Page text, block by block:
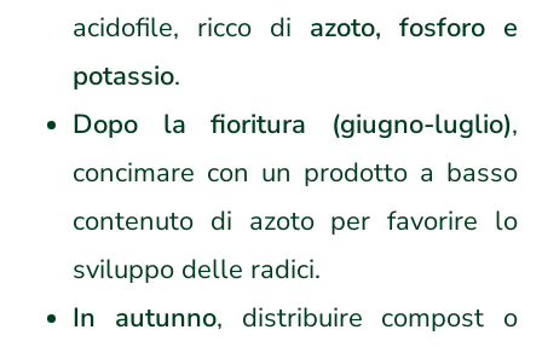
acidofile, ricco di azoto, fosforo e
potassio.
Dopo la fioritura (giugno-luglio),
concimare con un prodotto a basso
contenuto di azoto per favorire lo
sviluppo delle radici.
In autunno, distribuire compost o